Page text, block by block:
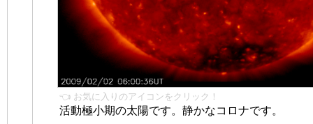
👈 お気に入りのアイコンをクリック！
活動極小期の太陽です。静かなコロナです。